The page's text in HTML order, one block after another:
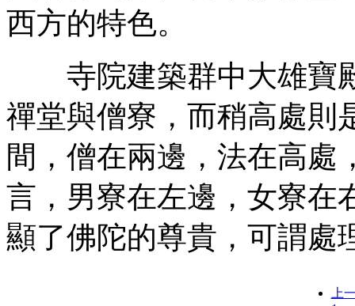
西方的特色。
寺院建築群中大雄寶
禪堂與僧寮，而稍高處則
間，僧在兩邊，法在高處
言，男寮在左邊，女寮在
顯了佛陀的尊貴，可謂處
上